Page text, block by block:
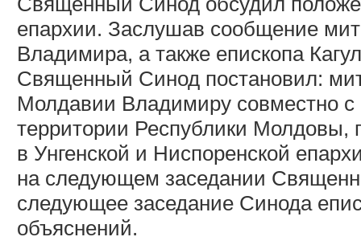
епархии. Заслушав сообщение
Владимира, а также епископа
Священный Синод постановил:
Молдавии Владимиру совместно
территории Республики Молдовы,
в Унгенской и Ниспоренской
на следующем заседании
следующее заседание Синода
объяснений.